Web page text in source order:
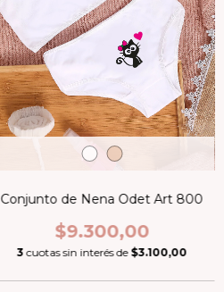
Conjunto de Nena Odet Art 800
$9.300,00
3 cuotas sin interés de $3.100,00